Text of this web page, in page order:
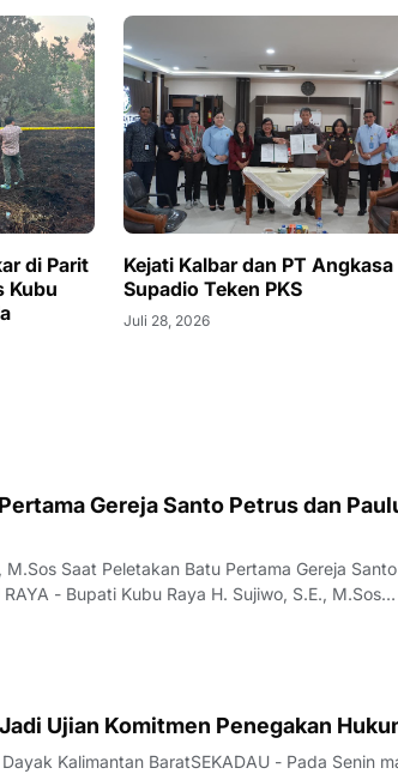
di Parit
Kubu
Kejati Kalbar dan PT Angkasa
Supadio Teken PKS
Juli 28, 2026
Gereja Santo Petrus dan
M.Sos Saat Peletakan Batu Pertama Gereja Santo
- Bupati Kubu Raya H. Sujiwo, S.E., M.Sos
Gereja Katolik Santo Petrus dan
Ujian Komitmen Penegakan
Kalimantan BaratSEKADAU - Pada Senin